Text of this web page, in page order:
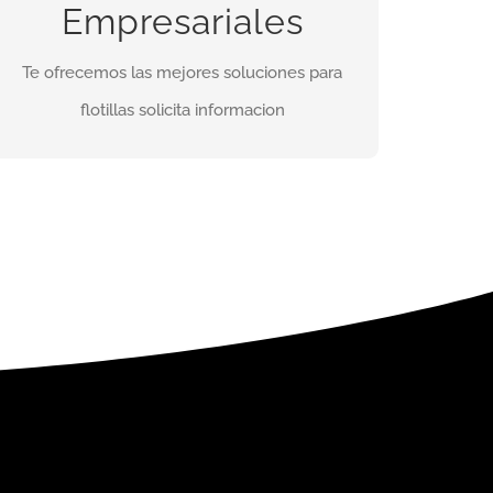
Empresariales
Te ofrecemos las mejores soluciones para
flotillas solicita informacion
Te daremos la mejor solución a un fabuloso
precio contáctanos
INFORMES